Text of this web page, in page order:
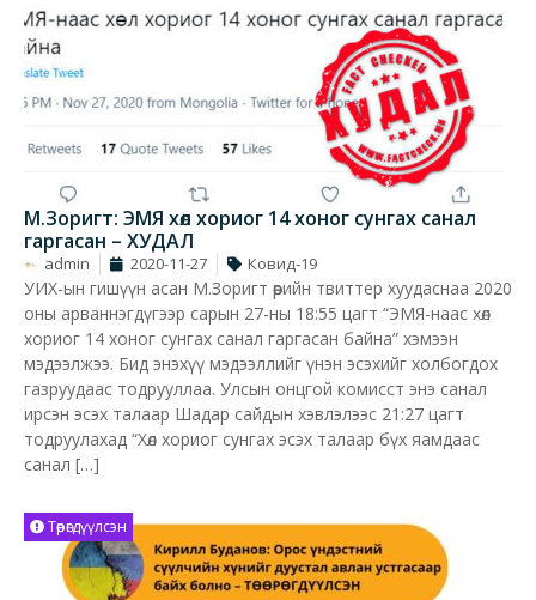
М.Зоригт: ЭМЯ хөл хориог 14 хоног сунгах санал
гаргасан – ХУДАЛ
admin 2020-11-27 Ковид-19
УИХ-ын гишүүн асан М.Зоригт өөрийн твиттер хуудаснаа 2020
оны арваннэгдүгээр сарын 27-ны 18:55 цагт “ЭМЯ-наас хөл
хориог 14 хоног сунгах санал гаргасан байна” хэмээн
мэдээлжээ. Бид энэхүү мэдээллийг үнэн эсэхийг холбогдох
газруудаас тодрууллаа. Улсын онцгой комисст энэ санал
ирсэн эсэх талаар Шадар сайдын хэвлэлээс 21:27 цагт
тодруулахад “Хөл хориог сунгах эсэх талаар бүх яамдаас
санал […]
Төөрөгдүүлсэн